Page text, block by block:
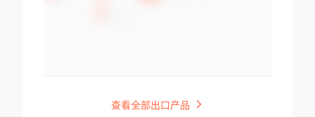
查看全部出口产品